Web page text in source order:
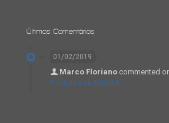
Últimos Comentários
01/02/2019
Marco Floriano commented
Produtos na ANVISA